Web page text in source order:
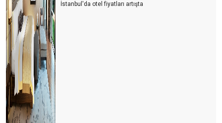
İstanbul'da otel fiyatları artışta